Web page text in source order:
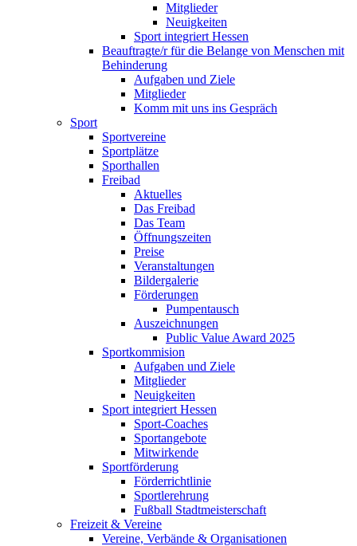
Mitglieder
Neuigkeiten
Sport integriert Hessen
Beauftragte/r für die Belange von Menschen mit
Behinderung
Aufgaben und Ziele
Mitglieder
Komm mit uns ins Gespräch
Sport
Sportvereine
Sportplätze
Sporthallen
Freibad
Aktuelles
Das Freibad
Das Team
Öffnungszeiten
Preise
Veranstaltungen
Bildergalerie
Förderungen
Pumpentausch
Auszeichnungen
Public Value Award 2025
Sportkommision
Aufgaben und Ziele
Mitglieder
Neuigkeiten
Sport integriert Hessen
Sport-Coaches
Sportangebote
Mitwirkende
Sportförderung
Förderrichtlinie
Sportlerehrung
Fußball Stadtmeisterschaft
Freizeit & Vereine
Vereine, Verbände & Organisationen